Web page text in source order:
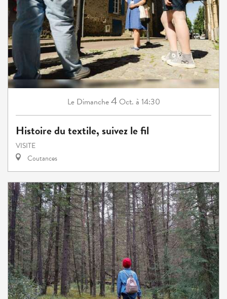
Le Dimanche4 Oct. à 14:30
Histoire du textile, suivez le fil
VISITE
Coutances